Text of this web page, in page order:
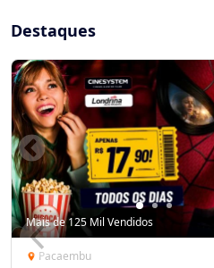
Destaques
Mais de 125 Mil Vendidos
location_on Pacaembu